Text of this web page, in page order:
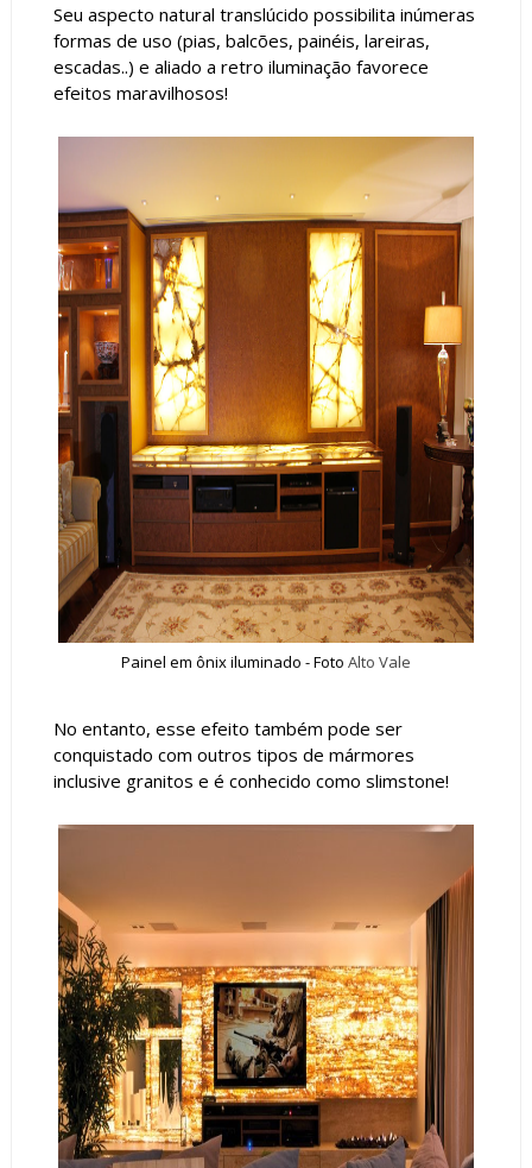
Seu aspecto natural translúcido possibilita inúmeras
formas de uso (pias, balcões, painéis, lareiras,
escadas..) e aliado a retro iluminação favorece
efeitos maravilhosos!
Painel em ônix iluminado - Foto Alto Vale
No entanto, esse efeito também pode ser
conquistado com outros tipos de mármores
inclusive granitos e é conhecido como slimstone!